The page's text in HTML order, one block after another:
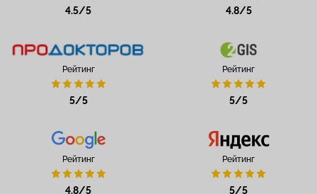
4.5/5 4.8/5
Рейтинг
5/5
Рейтинг
5/5
Рейтинг
4.8/5
Рейтинг
5/5